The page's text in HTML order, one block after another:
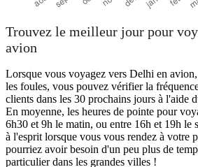
Trouvez le meilleur jour pour
avion
Lorsque vous voyagez vers Delhi en
les foules, vous pouvez vérifier la
clients dans les 30 prochains jours à l'aide
En moyenne, les heures de pointe pour
6h30 et 9h le matin, ou entre 16h et 19h le
à l'esprit lorsque vous vous rendez à votre
pourriez avoir besoin d'un peu plus de
particulier dans les grandes villes !